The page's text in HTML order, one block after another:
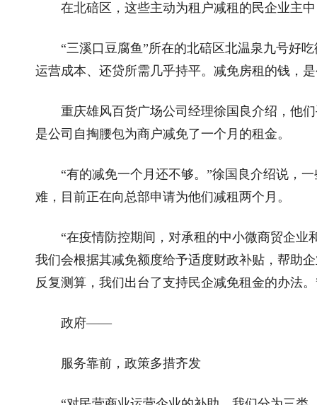
在北碚区，这些主动为租户减租的民企业主中
“三溪口豆腐鱼”所在的北碚区北温泉九号好吃
运营成本、还贷所需几乎持平。减免房租的钱，
重庆雄风百货广场公司经理徐国良介绍，他们
是公司自掏腰包为商户减免了一个月的租金。
“有的减免一个月还不够。”徐国良介绍说，一
难，目前正在向总部申请为他们减租两个月。
“在疫情防控期间，对承租的中小微商贸企业
我们会根据其减免额度给予适度财政补贴，帮助
反复测算，我们出台了支持民企减免租金的办法。
政府——
服务靠前，政策多措齐发